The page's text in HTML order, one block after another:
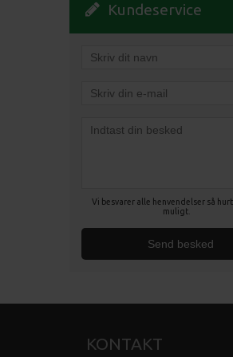
Kundeservice
Vi besvarer alle henvendelser så
muligt.
KONTAKT